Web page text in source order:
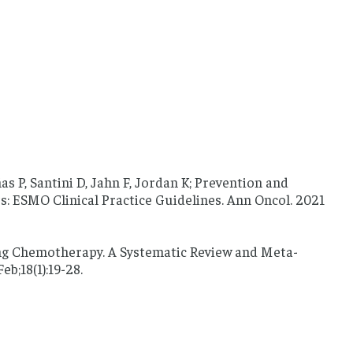
P, Santini D, Jahn F, Jordan K; Prevention and
Clinical Practice Guidelines. Ann Oncol. 2021
A Systematic Review and Meta-
28.